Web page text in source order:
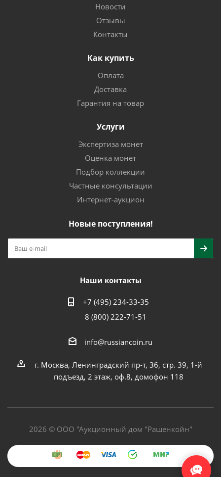
Новости
Отзывы
Контакты
Как купить
Оплата
Доставка
Гарантия на товар
Услуги
Экспертиза монет
Оценка монет
Подбор коллекции
Частные консультации
Интернет-аукцион
Новые поступления!
Наши контакты
+7 (495) 234-33-35
8 (800) 222-71-51
info@russiancoin.ru
г. Москва, Ленинградский пр-т, 36, стр. 39, 1-й
подъезд, 2 этаж, оф.8, домофон 118
2026 © ООО "Аукционный дом "Рашенкойн"